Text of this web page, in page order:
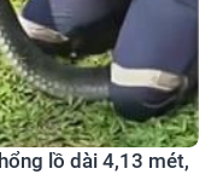
lồ dài 4,13 mét,